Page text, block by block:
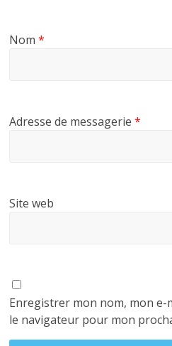
Nom*
Adresse de messagerie*
Site web
Enregistrer mon nom, mon e-
le navigateur pour mon